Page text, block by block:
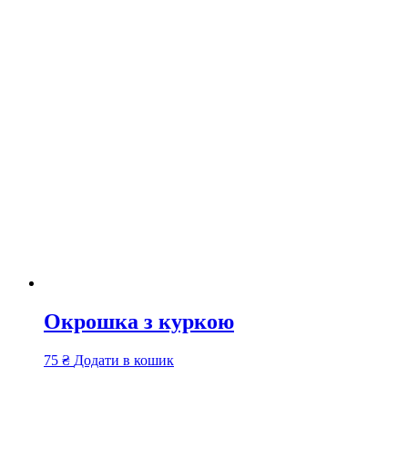
Окрошка з куркою
75 ₴ Додати в кошик